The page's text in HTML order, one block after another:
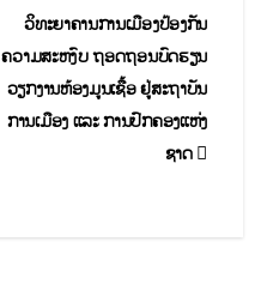
ວິທະຍາຄານ​ການ​ເມືອງ​ປ້ອງ​ກັນ​
ຄວາມ​ສະຫງົບ ຖອດ​ຖອນ​ບົດ​ຮຽນ​
ວຽກ​ງານ​ຫ້ອງມູນ​ເຊື້ອ ຢູ່​ສະ​ຖາ​ບັນ​
ການ​ເມືອງ ແລະ ການປົກ​ຄອງ​ແຫ່ງ​
ຊາດ